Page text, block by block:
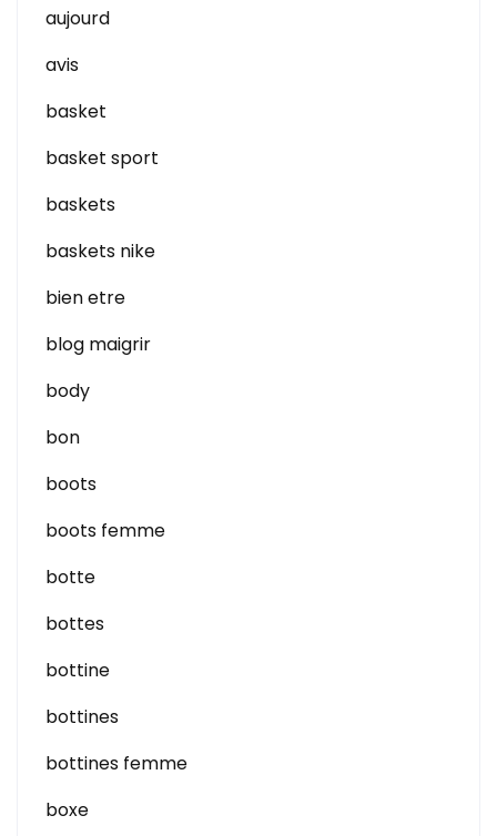
aujourd
avis
basket
basket sport
baskets
baskets nike
bien etre
blog maigrir
body
bon
boots
boots femme
botte
bottes
bottine
bottines
bottines femme
boxe